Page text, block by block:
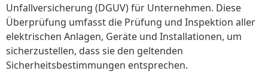
Unfallversicherung (DGUV) für Unternehmen. Diese
Überprüfung umfasst die Prüfung und Inspektion aller
elektrischen Anlagen, Geräte und Installationen, um
sicherzustellen, dass sie den geltenden
Sicherheitsbestimmungen entsprechen.